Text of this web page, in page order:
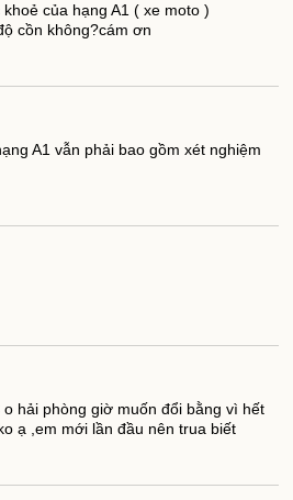
của hạng A1 ( xe moto )
cồn không?cám ơn
A1 vẫn phải bao gồm xét nghiệm
hải phòng giờ muốn đổi bằng vì hết
ạ ,em mới lần đầu nên trua biết